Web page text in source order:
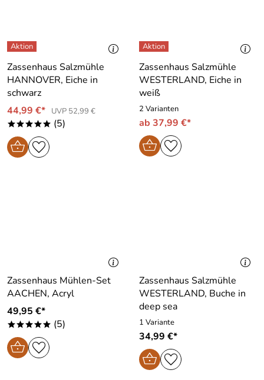
Zassenhaus Salzmühle
HANNOVER, Eiche in
schwarz
44,99 €*
UVP 52,99 €
***** (5)
Zassenhaus Salzmühle
WESTERLAND, Eiche in
weiß
2 Varianten
ab 37,99 €*
Zassenhaus Mühlen-Set
AACHEN, Acryl
49,95 €*
***** (5)
Zassenhaus Salzmühle
WESTERLAND, Buche in
deep sea
1 Variante
34,99 €*